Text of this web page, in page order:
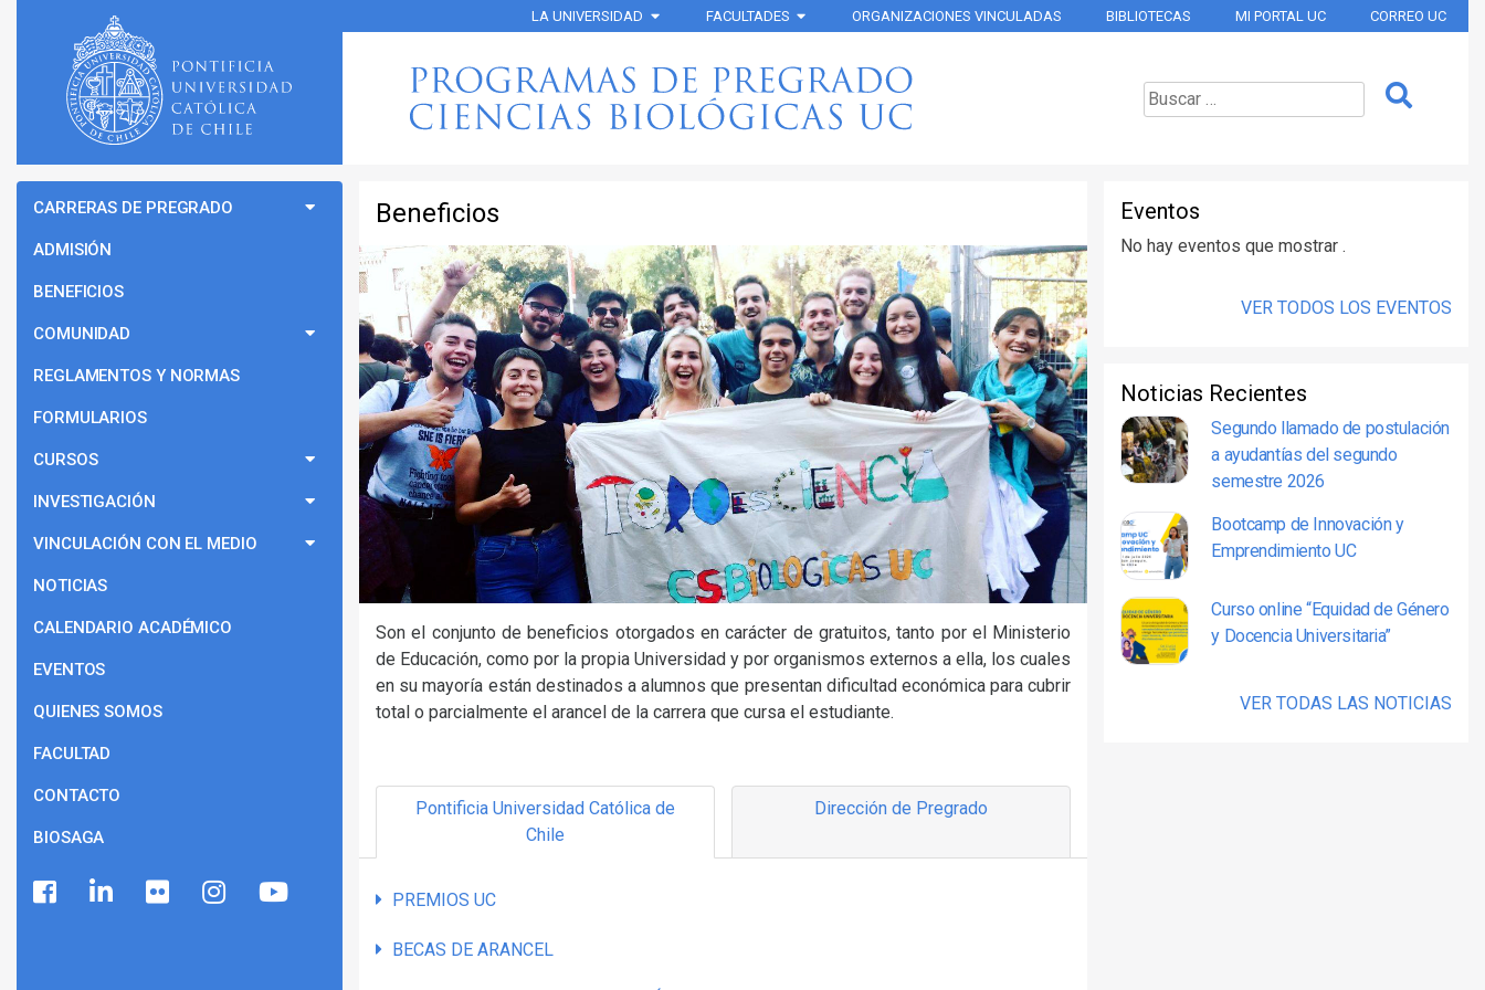
LA UNIVERSIDAD FACULTADES ORGANIZACIONES VINCULADAS BIBLIOTECAS MI PORTAL UC CORREO UC
Beneficios
Son el conjunto de beneficios otorgados en carácter de gratuitos, tanto por el Ministerio
de Educación, como por la propia Universidad y por organismos externos a ella, los cuales
en su mayoría están destinados a alumnos que presentan dificultad económica para cubrir
total o parcialmente el arancel de la carrera que cursa el estudiante.
Pontificia Universidad Católica de
Chile
Dirección de Pregrado
PREMIOS UC
BECAS DE ARANCEL
CARRERAS DE PREGRADO
ADMISIÓN
BENEFICIOS
COMUNIDAD
REGLAMENTOS Y NORMAS
FORMULARIOS
CURSOS
INVESTIGACIÓN
VINCULACIÓN CON EL MEDIO
NOTICIAS
CALENDARIO ACADÉMICO
EVENTOS
QUIENES SOMOS
FACULTAD
CONTACTO
BIOSAGA
Eventos
No hay eventos que mostrar .
VER TODOS LOS EVENTOS
Noticias Recientes
Segundo llamado de postulación
a ayudantías del segundo
semestre 2026
Bootcamp de Innovación y
Emprendimiento UC
Curso online “Equidad de Género
y Docencia Universitaria”
VER TODAS LAS NOTICIAS